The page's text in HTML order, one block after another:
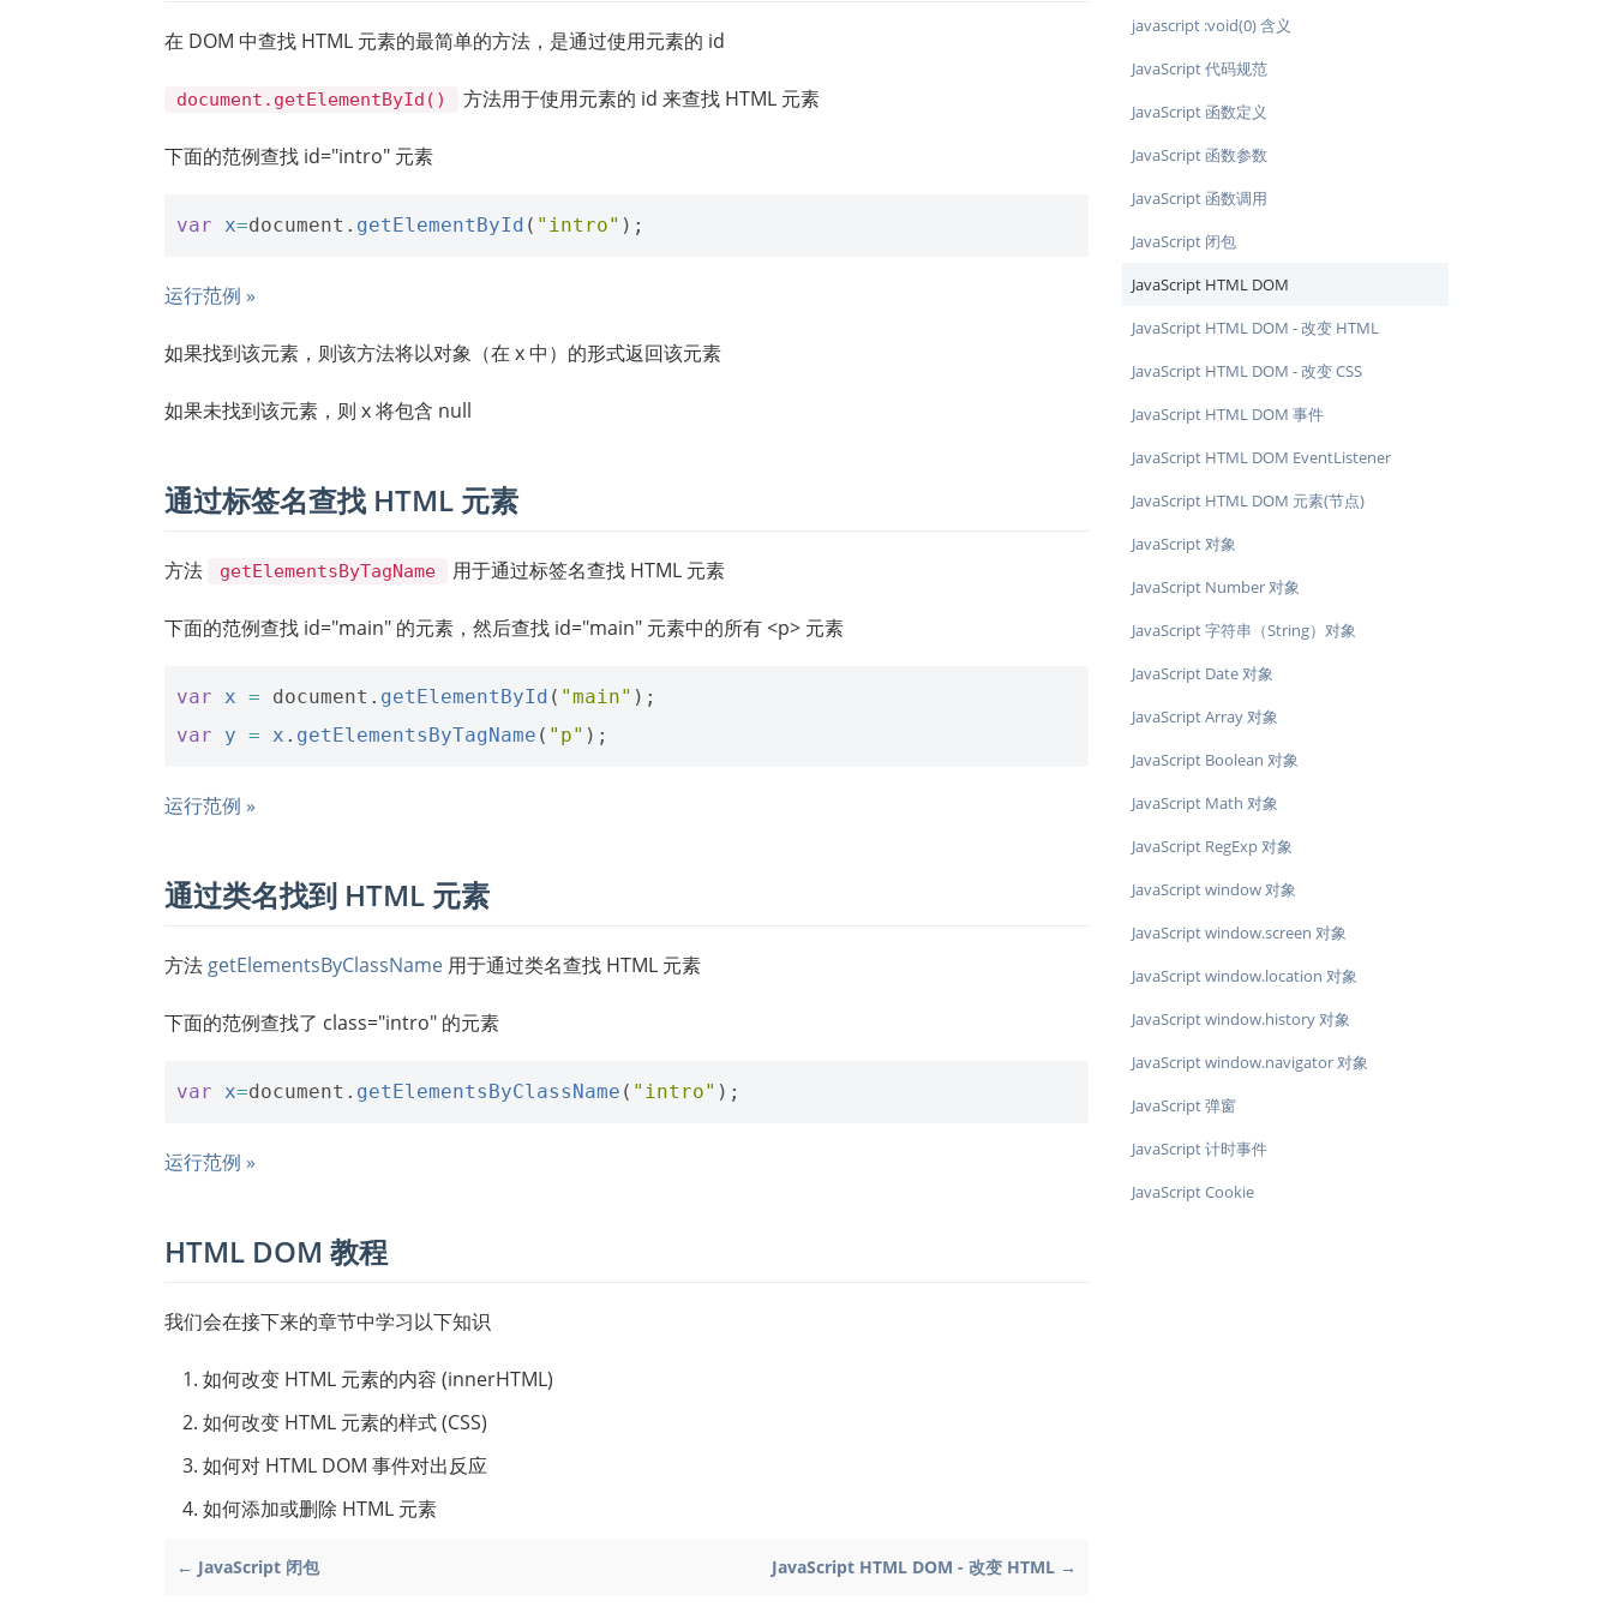
在 DOM 中查找 HTML 元素的最简单的方法，是通过使用元素的 id
document.getElementById() 方法用于使用元素的 id 来查找 HTML 元素
下面的范例查找 id="intro" 元素
var x=document . getElementById ( "intro" );
运行范例 »
如果找到该元素，则该方法将以对象（在 x 中）的形式返回该元素
如果未找到该元素，则 x 将包含 null
通过标签名查找 HTML 元素
方法 getElementsByTagName 用于通过标签名查找 HTML 元素
下面的范例查找 id="main" 的元素，然后查找 id="main" 元素中的所有 <p> 元素
var x = document . getElementById ( "main" );
var
y = x . getElementsByTagName ( "p" );
运行范例 »
通过类名找到 HTML 元素
方法 getElementsByClassName 用于通过类名查找 HTML 元素
下面的范例查找了 class="intro" 的元素
var x=document . getElementsByClassName ( "intro" );
运行范例 »
HTML DOM 教程
我们会在接下来的章节中学习以下知识
如何改变 HTML 元素的内容 (innerHTML)
如何改变 HTML 元素的样式 (CSS)
如何对 HTML DOM 事件对出反应
如何添加或删除 HTML 元素
← JavaScript 闭包 JavaScript HTML DOM - 改变 HTML →
javascript :void(0) 含义
JavaScript 代码规范
JavaScript 函数定义
JavaScript 函数参数
JavaScript 函数调用
JavaScript 闭包
JavaScript HTML DOM
JavaScript HTML DOM - 改变 HTML
JavaScript HTML DOM - 改变 CSS
JavaScript HTML DOM 事件
JavaScript HTML DOM EventListener
JavaScript HTML DOM 元素(节点)
JavaScript 对象
JavaScript Number 对象
JavaScript 字符串（String）对象
JavaScript Date 对象
JavaScript Array 对象
JavaScript Boolean 对象
JavaScript Math 对象
JavaScript RegExp 对象
JavaScript window 对象
JavaScript window.screen 对象
JavaScript window.location 对象
JavaScript window.history 对象
JavaScript window.navigator 对象
JavaScript 弹窗
JavaScript 计时事件
JavaScript Cookie